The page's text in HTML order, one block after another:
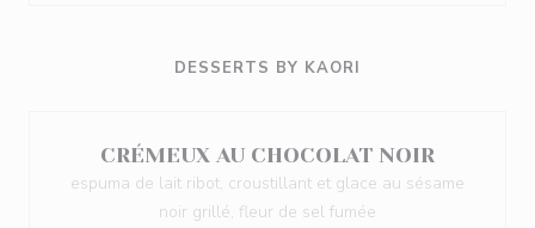
DESSERTS BY KAORI
CRÉMEUX AU CHOCOLAT NOIR
espuma de lait ribot, croustillant et glace au sésame
noir grillé, fleur de sel fumée